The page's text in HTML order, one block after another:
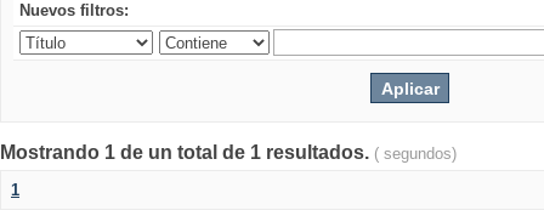
Nuevos filtros:
Mostrando 1 de un total de 1 resultados. ( segundos)
1